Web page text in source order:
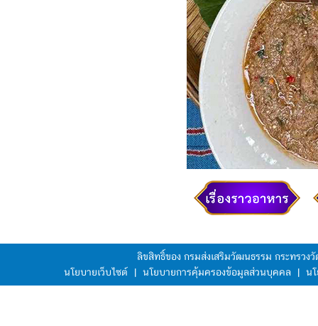
ลิขสิทธิ์ของ กรมส่งเสริมวัฒนธรรม กระทรว
นโยบายเว็บไซต์
| นโยบายการคุ้มครองข้อมูลส่วนบุคคล | น